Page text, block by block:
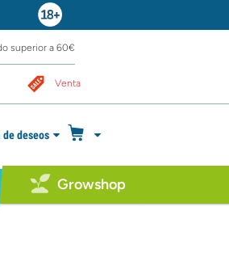
superior a 60€
Venta
de deseos
Growshop